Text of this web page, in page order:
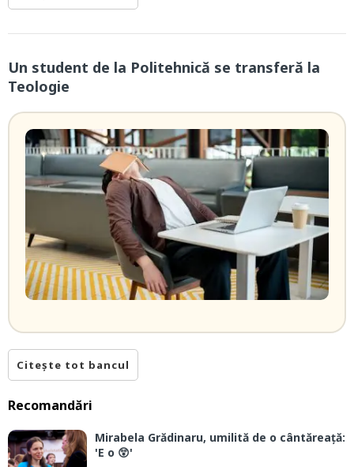
Un student de la Politehnică se transferă la
Teologie
Citește tot bancul
Recomandări
Mirabela Grădinaru, umilită de o cântăreață:
'E o 😲'